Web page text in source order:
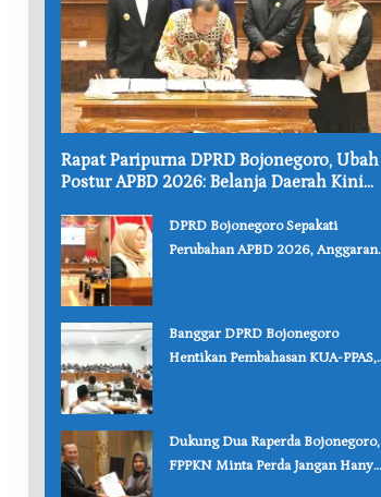
‎Rapat Paripurna DPRD Bojonegoro, Ubah
Postur APBD 2026: Belanja Daerah Kini
‎DPRD Bojonegoro Sepakati
Perubahan APBD 2026, Anggaran
‎Banggar DPRD Bojonegoro
Hentikan Pembahasan KUA-PPAS,
‎Dukung Dua Raperda Bojonegoro,
FPPKN Minta Perda Jangan Hanya